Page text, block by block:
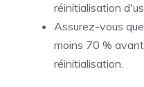
réinitialisation
Assurez-vous
moins 70 %
réinitialisation.